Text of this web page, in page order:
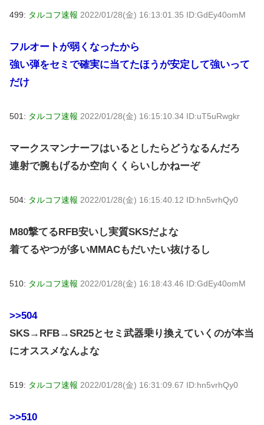
499: タルコフ速報 2022/01/28(金) 16:13:01.35 ID:GdEy40omM
フルオートが弱くなったから
強い弾をセミで確実に当てたほうが安定して強いって
だけ
501: タルコフ速報 2022/01/28(金) 16:15:10.34 ID:uT5uRwgkr
マークスマンナーフはいるとしたらどうなるんだろ
連射で腕もげるか空向くくらいしかねーぞ
504: タルコフ速報 2022/01/28(金) 16:15:40.12 ID:hn5vrhQy0
M80撃てるRFB安いし実質SKSだよな
着てるやつが多いMMACもだいたい抜けるし
510: タルコフ速報 2022/01/28(金) 16:18:43.46 ID:GdEy40omM
>>504
SKS→RFB→SR25とセミ武器乗り換えていくのが本当
にオススメなんよな
519: タルコフ速報 2022/01/28(金) 16:31:09.67 ID:hn5vrhQy0
>>510